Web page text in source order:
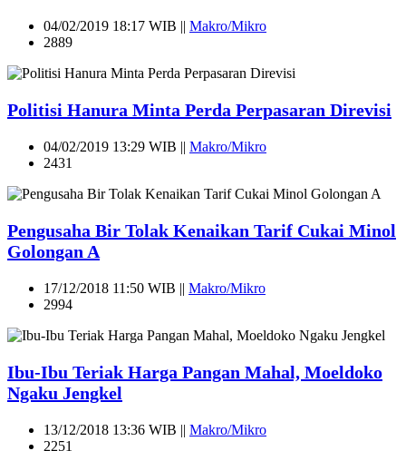
04/02/2019 18:17 WIB || Makro/Mikro
2889
Politisi Hanura Minta Perda Perpasaran Direvisi
04/02/2019 13:29 WIB || Makro/Mikro
2431
Pengusaha Bir Tolak Kenaikan Tarif Cukai Minol
Golongan A
17/12/2018 11:50 WIB || Makro/Mikro
2994
Ibu-Ibu Teriak Harga Pangan Mahal, Moeldoko
Ngaku Jengkel
13/12/2018 13:36 WIB || Makro/Mikro
2251